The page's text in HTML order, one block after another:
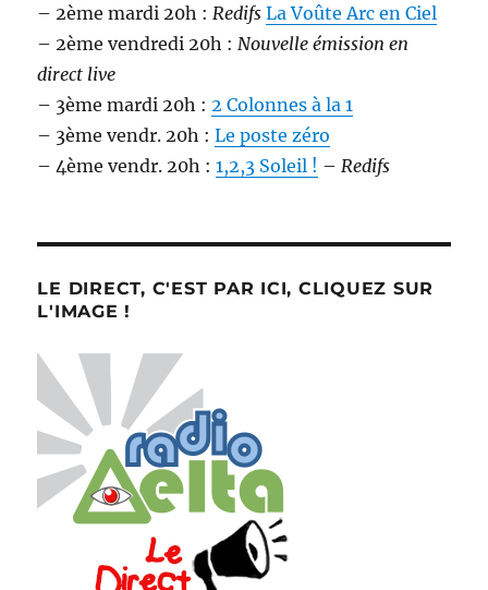
– 2ème mardi 20h : Redifs La Voûte Arc en Ciel
– 2ème vendredi 20h : Nouvelle émission en
direct live
– 3ème mardi 20h : 2 Colonnes à la 1
– 3ème vendr. 20h :Le poste zéro
– 4ème vendr. 20h :1,2,3 Soleil ! – Redifs
LE DIRECT, C'EST PAR ICI, CLIQUEZ SUR
L'IMAGE !